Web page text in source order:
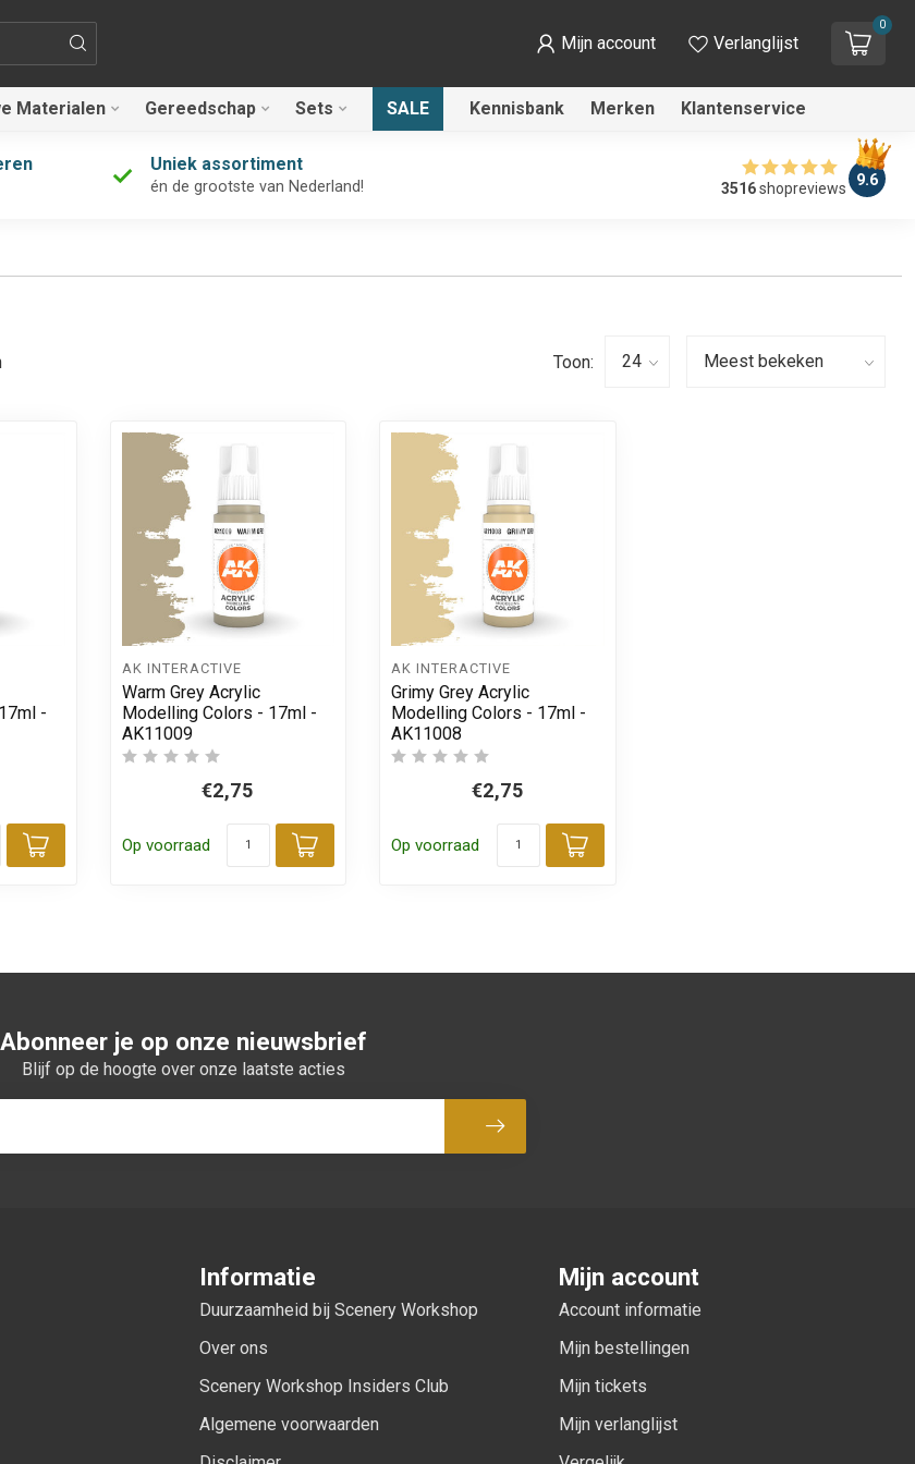
Mijn account Verlanglijst
0
Materialen Gereedschap Sets SALE Kennisbank Merken Klantenservice
Uniek assortiment
én de grootste van Nederland! 3516shopreviews 9.6
Toon:
-
Toevoegen aan winkelwagen
AK INTERACTIVE
Warm Grey Acrylic
Modelling Colors - 17ml -
AK11009
€2,75
Op voorraad
Toevoegen aan winkelwagen
AK INTERACTIVE
Grimy Grey Acrylic
Modelling Colors - 17ml -
AK11008
€2,75
Op voorraad
Toevoegen aan winkelwagen
Abonneer je op onze nieuwsbrief
Blijf op de hoogte over onze laatste acties
Abonneer
Informatie
Duurzaamheid bij Scenery Workshop
Over ons
Scenery Workshop Insiders Club
Algemene voorwaarden
Mijn account
Account informatie
Mijn bestellingen
Mijn tickets
Mijn verlanglijst